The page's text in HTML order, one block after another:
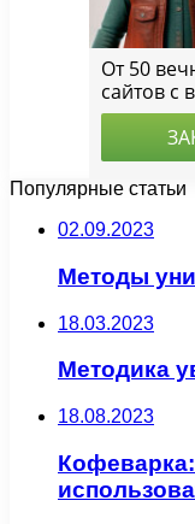
Популярные статьи
02.09.2023
Методы
18.03.2023
Методика
18.08.2023